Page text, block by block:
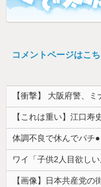
コメントページはこ
【画像】日本共産党の